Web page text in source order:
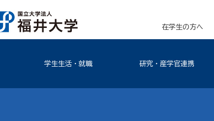
在学生の方へ
学生生活・就職 研究・産学官連携